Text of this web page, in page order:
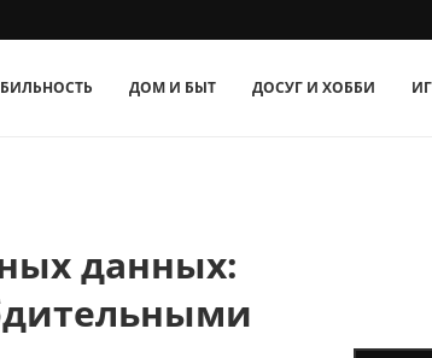
ДОМ И БЫТ ДОСУГ И ХОББИ
данных: